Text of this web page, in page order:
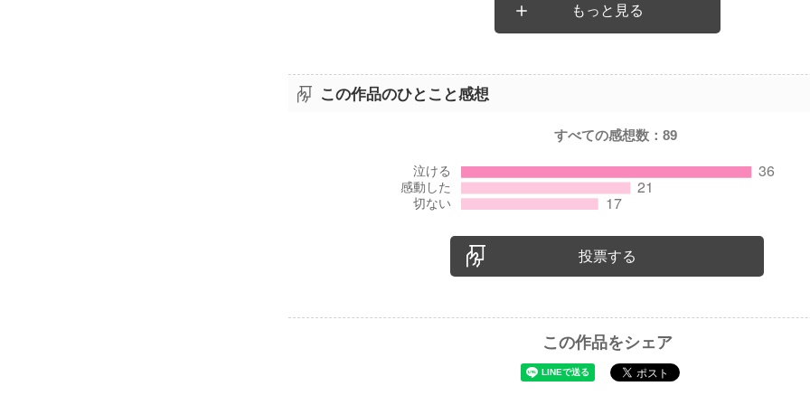
勝手なエゴで辛い思いをさせる人は酷いと思いますが、そうではなく、幸せに一
詩も素敵な話なので、ペットロスの人にぜひ読んでほしいと思いました☆
もっと見る
この作品のひとこと感想
すべての感想数：89
投票する
この作品をシェア